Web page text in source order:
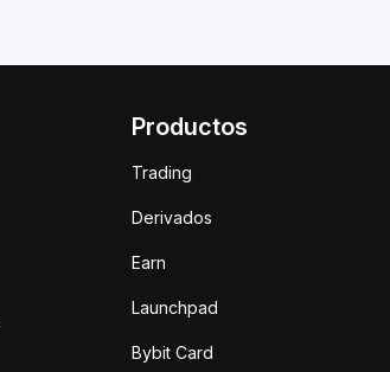
Productos
Trading
Derivados
Earn
Launchpad
Bybit Card